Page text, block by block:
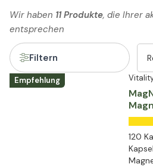
Wir haben 11 Produkte, die Ihrer
entsprechen
Filtern
Empfehlung
15
120